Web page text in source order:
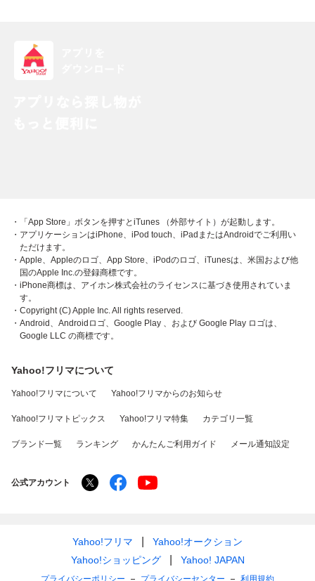
・「App Store」ボタンを押すとiTunes （外部サイト）が起動します。
・アプリケーションはiPhone、iPod touch、iPadまたはAndroidでご利用い
ただけます。
・Apple、Appleのロゴ、App Store、iPodのロゴ、iTunesは、米国および他
国のApple Inc.の登録商標です。
・iPhone商標は、アイホン株式会社のライセンスに基づき使用されていま
す。
・Copyright (C) Apple Inc. All rights reserved.
・Android、Androidロゴ、Google Play 、および Google Play ロゴは、
Google LLC の商標です。
Yahoo!フリマについて
Yahoo!フリマについて Yahoo!フリマからのお知らせ
Yahoo!フリマトピックス Yahoo!フリマ特集 カテゴリ一覧
ブランド一覧 ランキング かんたんご利用ガイド メール通知設定
公式アカウント
Yahoo!フリマ
Yahoo!オークション
Yahoo!ショッピング
Yahoo! JAPAN